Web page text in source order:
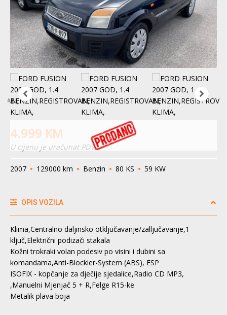
4.999 KM
U cijenu je uračunat PDV
2007 129000 km Benzin 80 KS 59 KW
OPIS VOZILA
Klima,Centralno daljinsko otključavanje/zalljučavanje,1
ključ,Električni podizači stakala
Kožni trokraki volan podesiv po visini i dubini sa
komandama,Anti-Blockier-System (ABS), ESP
ISOFIX - kopčanje za dječije sjedalice,Radio CD MP3,
,Manuelni Mjenjač 5 + R,Felge R15-ke
Metalik plava boja